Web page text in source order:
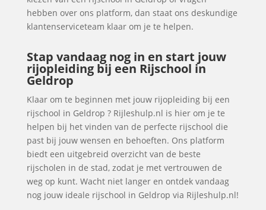
hebben over ons platform, dan staat ons deskundige
klantenserviceteam klaar om je te helpen.
Stap vandaag nog in en start jouw
rijopleiding bij een Rijschool in
Geldrop
Klaar om te beginnen met jouw rijopleiding bij een
rijschool in Geldrop ? Rijleshulp.nl is hier om je te
helpen bij het vinden van de perfecte rijschool die
past bij jouw wensen en behoeften. Ons platform
biedt een uitgebreid overzicht van de beste
rijscholen in de stad, zodat je met vertrouwen de
weg op kunt. Wacht niet langer en ontdek vandaag
nog jouw ideale rijschool in Geldrop via Rijleshulp.nl!